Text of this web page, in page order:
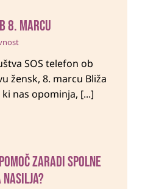
8. marcu
SOS telefon ob
žensk, 8. marcu Bliža
nas opominja, [...]
zaradi spolne
nasilja?